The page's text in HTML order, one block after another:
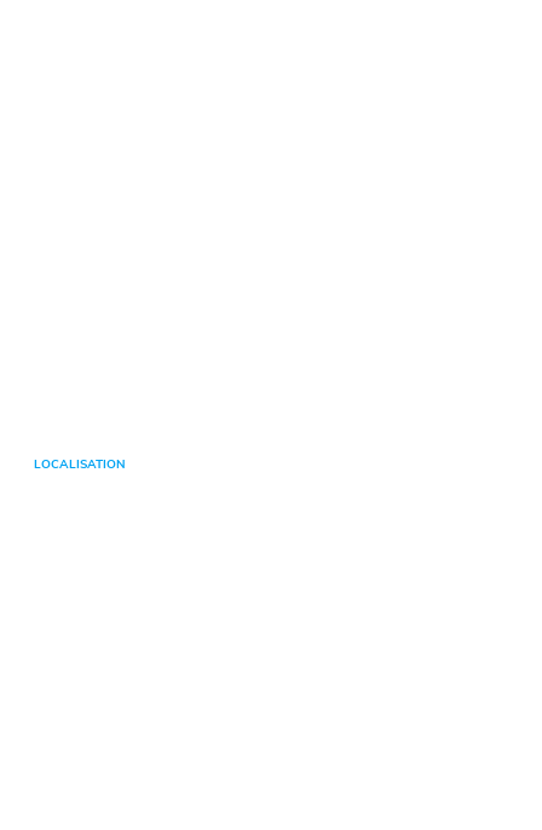
LOCALISATION